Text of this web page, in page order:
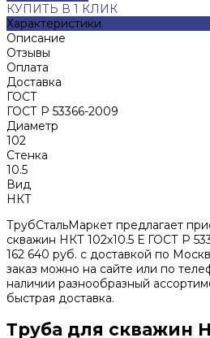
КУПИТЬ В 1 КЛИК
Характеристики
Описание
Отзывы
Оплата
Доставка
ГОСТ
ГОСТ Р 53366-2009
Диаметр
102
Стенка
10.5
Вид
НКТ
ТрубСтальМаркет предлагает
скважин НКТ 102х10.5 Е ГОСТ Р
162 640 руб. с доставкой по
заказ можно на сайте или по
наличии разнообразный
быстрая доставка.
Труба для скважин